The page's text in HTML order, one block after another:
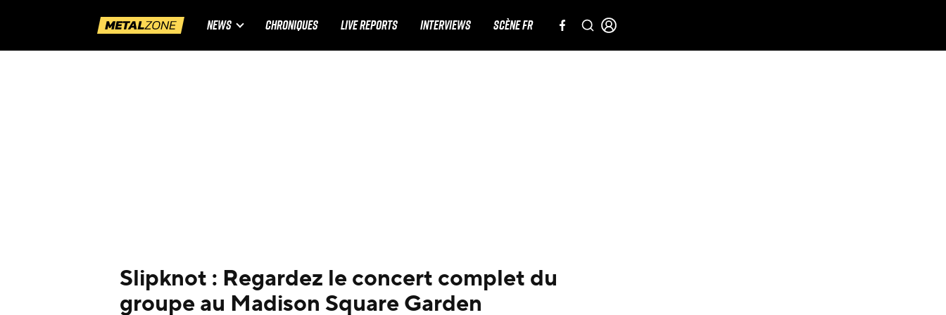
NEWS CHRONIQUES LIVE REPORTS INTERVIEWS SCÈNE FR
Slipknot : Regardez le concert complet du
groupe au Madison Square Garden